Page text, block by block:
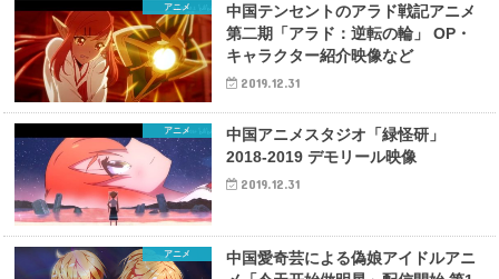
アニメ
中国テンセントのアラド戦記アニメ
第二期「アラド：逆転の輪」 OP・
キャラクター紹介映像など
2019.12.31
アニメ
中国アニメスタジオ「緑怪研」
2018-2019 デモリール映像
2019.12.31
アニメ
中国愛奇芸による偽娘アイドルアニ